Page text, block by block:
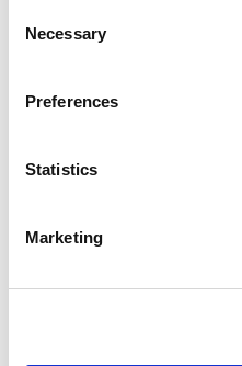
Selection
Necessary
Preferences
Statistics
Marketing
ønsker - allerede før
Oplev